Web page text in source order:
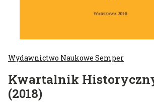
Wydawnictwo Naukowe Semper
Kwartalnik
(2018)